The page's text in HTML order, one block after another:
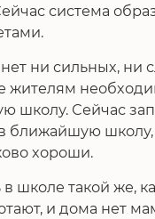
система
ни сильных, ни
жителям
школу. Сейчас
ближайшую
хороши.
школе такой же,
и дома нет